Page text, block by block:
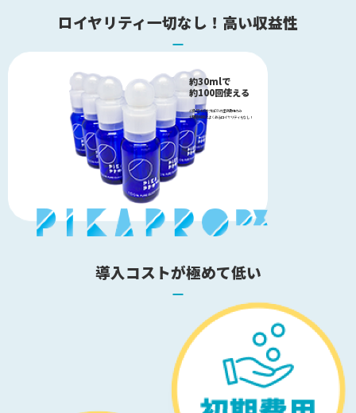
ロイヤリティ一切なし！高い収益性
約30mlで
約100回使える
ご負担はピカプロDXの塗液費用のみ
代理店制度によくあるロイヤリティもなし！
導入コストが極めて低い